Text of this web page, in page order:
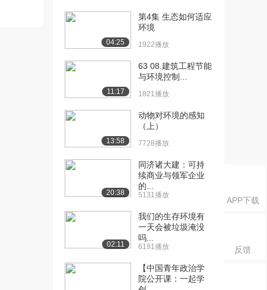
APP下载
反馈
[15] 07第一章-施工组织设
10:21
[16] 07第一章-施工组织设
10:21
[17]
08.2Z1010002Z1010...
13:09
[18]
08.2Z1010002Z1010...
08.2Z1010002Z1010...
09.2Z1010002Z1010...
04:25
第4集 生态如何适应
环境
1922播放
11:17
63 08.建筑工程节能
与环境控制...
1821播放
13:58
动物对环境的感知
（上）
7728播放
20:38
同济诸大建：可持
续商业与领军企业
的...
5131播放
02:11
我们的生存环境有
一天会被垃圾淹没
吗...
6191播放
【中国青年政治学
院公开课：一起学